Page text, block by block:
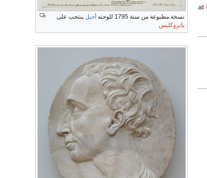
نسخة مطبوعة من سنة 1795 للوحته أخيل ينتحب على
پاتروكليس